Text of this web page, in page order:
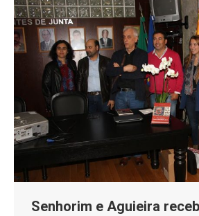
Senhorim e Aguieira